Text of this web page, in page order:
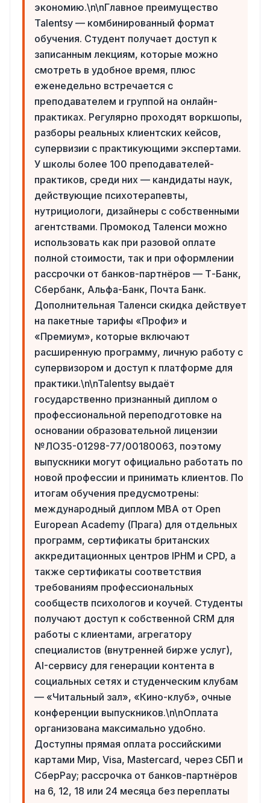
экономию.\n\nГлавное преимущество
Talentsy — комбинированный формат
обучения. Студент получает доступ к
записанным лекциям, которые можно
смотреть в удобное время, плюс
еженедельно встречается с
преподавателем и группой на онлайн-
практиках. Регулярно проходят воркшопы,
разборы реальных клиентских кейсов,
супервизии с практикующими экспертами.
У школы более 100 преподавателей-
практиков, среди них — кандидаты наук,
действующие психотерапевты,
нутрициологи, дизайнеры с собственными
агентствами. Промокод Таленси можно
использовать как при разовой оплате
полной стоимости, так и при оформлении
рассрочки от банков-партнёров — Т-Банк,
Сбербанк, Альфа-Банк, Почта Банк.
Дополнительная Таленси скидка действует
на пакетные тарифы «Профи» и
«Премиум», которые включают
расширенную программу, личную работу с
супервизором и доступ к платформе для
практики.\n\nTalentsy выдаёт
государственно признанный диплом о
профессиональной переподготовке на
основании образовательной лицензии
№ЛО35-01298-77/00180063, поэтому
выпускники могут официально работать по
новой профессии и принимать клиентов. По
итогам обучения предусмотрены:
международный диплом MBA от Open
European Academy (Прага) для отдельных
программ, сертификаты британских
аккредитационных центров IPHM и CPD, а
также сертификаты соответствия
требованиям профессиональных
сообществ психологов и коучей. Студенты
получают доступ к собственной CRM для
работы с клиентами, агрегатору
специалистов (внутренней бирже услуг),
AI-сервису для генерации контента в
социальных сетях и студенческим клубам
— «Читальный зал», «Кино-клуб», очные
конференции выпускников.\n\nОплата
организована максимально удобно.
Доступны прямая оплата российскими
картами Мир, Visa, Mastercard, через СБП и
СберPay; рассрочка от банков-партнёров
на 6, 12, 18 или 24 месяца без переплаты